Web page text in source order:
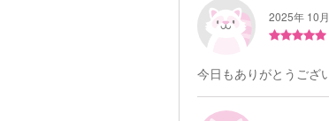
2025年 10
今日もありがとうござ